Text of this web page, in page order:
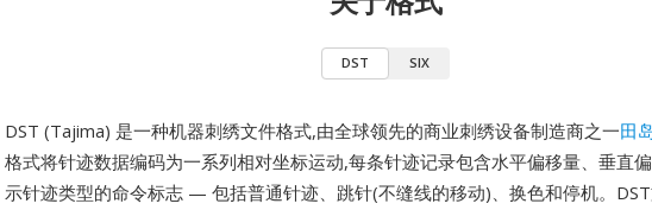
DST SIX
DST (Tajima) 是一种机器刺绣文件格式,由全球领先的商业刺绣设备制造商之一田
格式将针迹数据编码为一系列相对坐标运动,每条针迹记录包含水平偏移量、垂直
示针迹类型的命令标志 — 包括普通针迹、跳针(不缝线的移动)、换色和停机。